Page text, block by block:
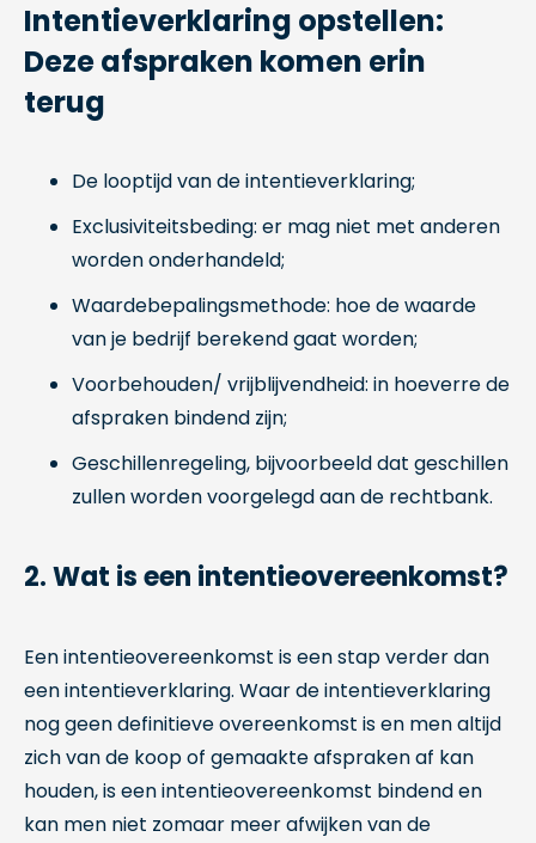
Intentieverklaring opstellen:
Deze afspraken komen erin
terug
De looptijd van de intentieverklaring;
Exclusiviteitsbeding: er mag niet met anderen
worden onderhandeld;
Waardebepalingsmethode: hoe de waarde
van je bedrijf berekend gaat worden;
Voorbehouden/ vrijblijvendheid: in hoeverre de
afspraken bindend zijn;
Geschillenregeling, bijvoorbeeld dat geschillen
zullen worden voorgelegd aan de rechtbank.
2. Wat is een intentieovereenkomst?
Een intentieovereenkomst is een stap verder dan
een intentieverklaring. Waar de intentieverklaring
nog geen definitieve overeenkomst is en men altijd
zich van de koop of gemaakte afspraken af kan
houden, is een intentieovereenkomst bindend en
kan men niet zomaar meer afwijken van de